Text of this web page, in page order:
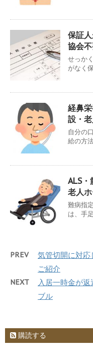
保証
協会
せっか
がなく
経鼻
設・
自分の
給の方
ALS・
老人
難病指
は、手
PREV
気管切開に対
ご紹介
NEXT
入居一時金が
ブル
購読する